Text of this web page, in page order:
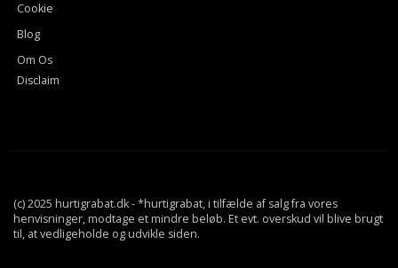
Cookie
Blog
Om Os
Disclaim
(c) 2025 hurtigrabat.dk - *hurtigrabat, i tilfælde af salg fra vores
henvisninger, modtage et mindre beløb. Et evt. overskud vil blive brugt
til, at vedligeholde og udvikle siden.